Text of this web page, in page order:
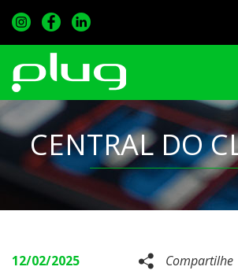
CENTRAL DO
12/02/2025 Compartilhe